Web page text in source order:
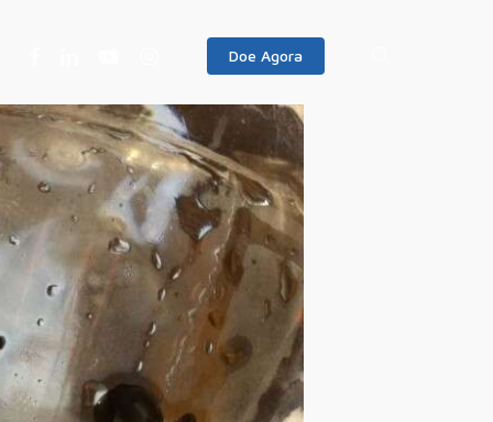
Doe Agora